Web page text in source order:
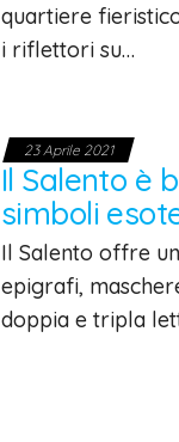
quartiere
i riflettori su…
23 Aprile 2021
Il Salento è
simboli
Il Salento offre
epigrafi,
doppia e tripla